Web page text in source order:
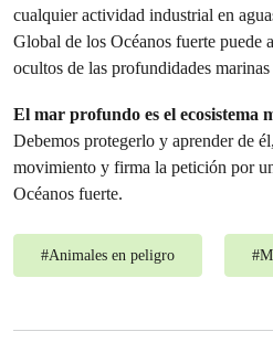
cualquier actividad industrial en
Global de los Océanos fuerte puede
ocultos de las profundidades
El mar profundo es el ecosistema
Debemos protegerlo y aprender de
movimiento y firma la petición por
Océanos fuerte.
#Animales en peligro #